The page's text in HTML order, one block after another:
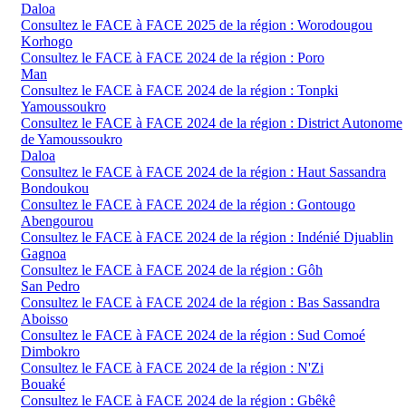
Daloa
Consultez le FACE à FACE 2025 de la région : Worodougou
Korhogo
Consultez le FACE à FACE 2024 de la région : Poro
Man
Consultez le FACE à FACE 2024 de la région : Tonpki
Yamoussoukro
Consultez le FACE à FACE 2024 de la région : District Autonome
de Yamoussoukro
Daloa
Consultez le FACE à FACE 2024 de la région : Haut Sassandra
Bondoukou
Consultez le FACE à FACE 2024 de la région : Gontougo
Abengourou
Consultez le FACE à FACE 2024 de la région : Indénié Djuablin
Gagnoa
Consultez le FACE à FACE 2024 de la région : Gôh
San Pedro
Consultez le FACE à FACE 2024 de la région : Bas Sassandra
Aboisso
Consultez le FACE à FACE 2024 de la région : Sud Comoé
Dimbokro
Consultez le FACE à FACE 2024 de la région : N'Zi
Bouaké
Consultez le FACE à FACE 2024 de la région : Gbêkê